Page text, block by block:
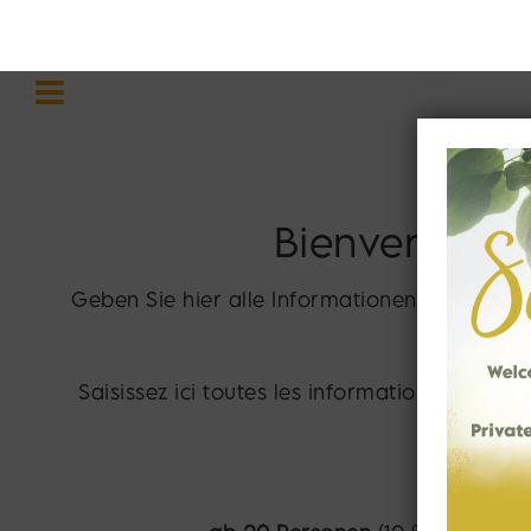
Willkommen -
Bienvenue -
Geben Sie hier alle Informationen ein. Wir
Saisissez ici toutes les informations. Nous